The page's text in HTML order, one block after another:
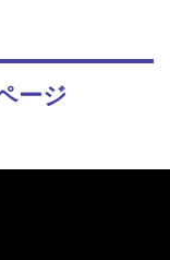
ージ